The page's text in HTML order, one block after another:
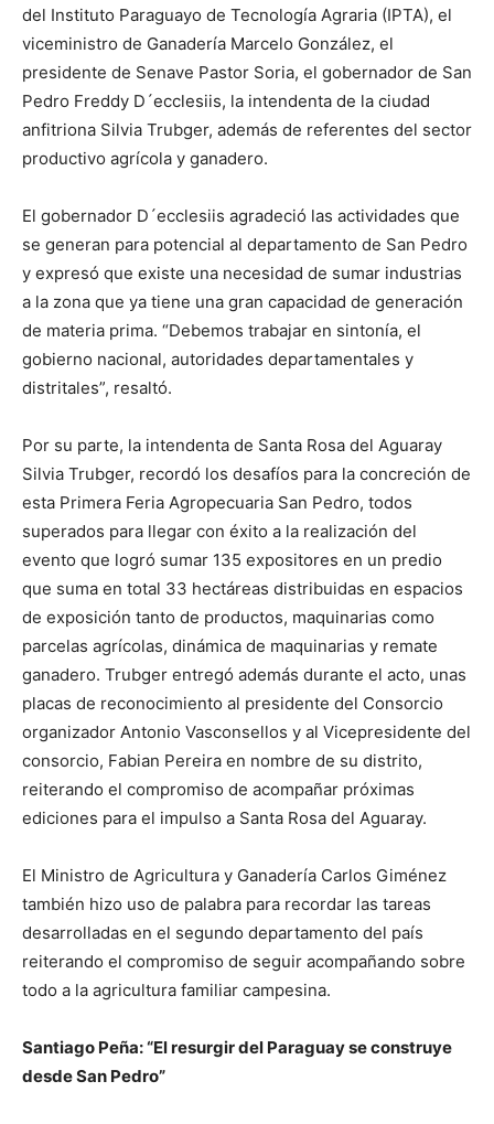
del Instituto Paraguayo de Tecnología Agraria (IPTA), el
viceministro de Ganadería Marcelo González, el
presidente de Senave Pastor Soria, el gobernador de San
Pedro Freddy D´ecclesiis, la intendenta de la ciudad
anfitriona Silvia Trubger, además de referentes del sector
productivo agrícola y ganadero.
El gobernador D´ecclesiis agradeció las actividades que
se generan para potencial al departamento de San Pedro
y expresó que existe una necesidad de sumar industrias
a la zona que ya tiene una gran capacidad de generación
de materia prima. “Debemos trabajar en sintonía, el
gobierno nacional, autoridades departamentales y
distritales”, resaltó.
Por su parte, la intendenta de Santa Rosa del Aguaray
Silvia Trubger, recordó los desafíos para la concreción de
esta Primera Feria Agropecuaria San Pedro, todos
superados para llegar con éxito a la realización del
evento que logró sumar 135 expositores en un predio
que suma en total 33 hectáreas distribuidas en espacios
de exposición tanto de productos, maquinarias como
parcelas agrícolas, dinámica de maquinarias y remate
ganadero. Trubger entregó además durante el acto, unas
placas de reconocimiento al presidente del Consorcio
organizador Antonio Vasconsellos y al Vicepresidente del
consorcio, Fabian Pereira en nombre de su distrito,
reiterando el compromiso de acompañar próximas
ediciones para el impulso a Santa Rosa del Aguaray.
El Ministro de Agricultura y Ganadería Carlos Giménez
también hizo uso de palabra para recordar las tareas
desarrolladas en el segundo departamento del país
reiterando el compromiso de seguir acompañando sobre
todo a la agricultura familiar campesina.
Santiago Peña: “El resurgir del Paraguay se construye
desde San Pedro”